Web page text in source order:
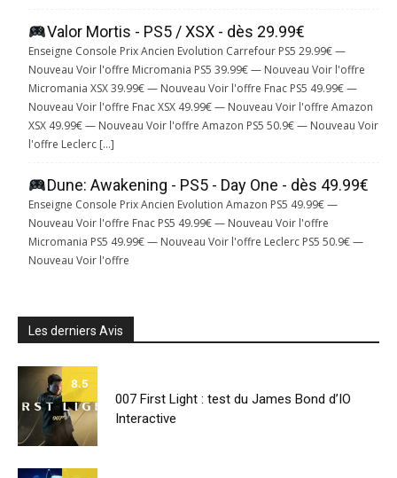
Valor Mortis - PS5 / XSX - dès 29.99€
Enseigne Console Prix Ancien Evolution Carrefour PS5 29.99€ —
Nouveau Voir l'offre Micromania PS5 39.99€ — Nouveau Voir l'offre
Micromania XSX 39.99€ — Nouveau Voir l'offre Fnac PS5 49.99€ —
Nouveau Voir l'offre Fnac XSX 49.99€ — Nouveau Voir l'offre Amazon
XSX 49.99€ — Nouveau Voir l'offre Amazon PS5 50.9€ — Nouveau Voir
l'offre Leclerc […]
Dune: Awakening - PS5 - Day One - dès 49.99€
Enseigne Console Prix Ancien Evolution Amazon PS5 49.99€ —
Nouveau Voir l'offre Fnac PS5 49.99€ — Nouveau Voir l'offre
Micromania PS5 49.99€ — Nouveau Voir l'offre Leclerc PS5 50.9€ —
Nouveau Voir l'offre
Les derniers Avis
8.5
007 First Light : test du James Bond d’IO
Interactive